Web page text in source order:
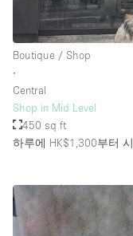
Boutique / Shop
∙
Central
Shop in Mid Level
450 sq ft
하루에 HK$1,300부터